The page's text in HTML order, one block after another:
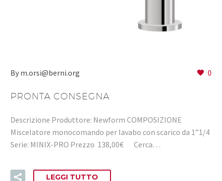
0
By m.orsi@berni.org
PRONTA CONSEGNA
Descrizione Produttore: Newform COMPOSIZIONE
Miscelatore monocomando per lavabo con scarico da 1”1/4
Serie: MINIX-PRO Prezzo 138,00€ Cerca…
LEGGI TUTTO